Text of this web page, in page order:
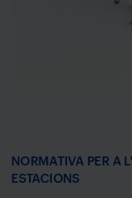
NORMATIVA PER A
ESTACIONS